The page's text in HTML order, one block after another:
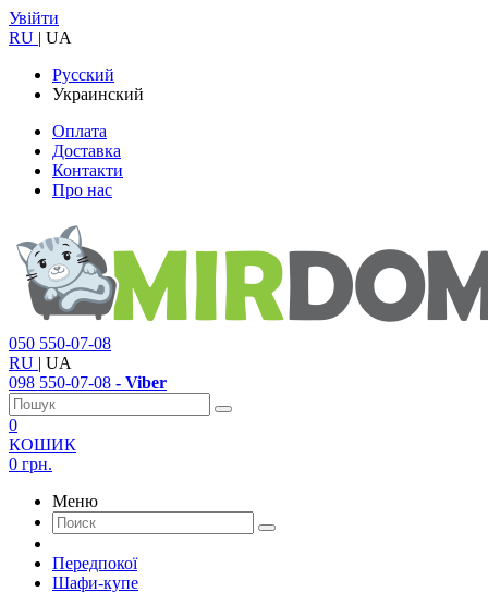
Увійти
RU | UA
Русский
Украинский
Оплата
Доставка
Контакти
Про нас
050 550-07-08
RU | UA
098 550-07-08 - Viber
0
КОШИК
0 грн.
Меню
Передпокої
Шафи-купе